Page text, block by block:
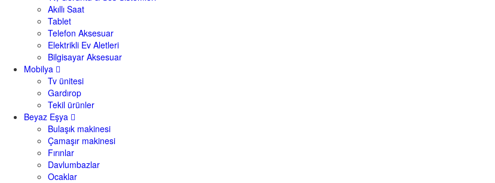
Akıllı Saat
Tablet
Telefon Aksesuar
Elektrikli Ev Aletleri
Bilgisayar Aksesuar
Mobilya
Tv ünitesi
Gardırop
Tekil ürünler
Beyaz Eşya
Bulaşık makinesi
Çamaşır makinesi
Fırınlar
Davlumbazlar
Ocaklar